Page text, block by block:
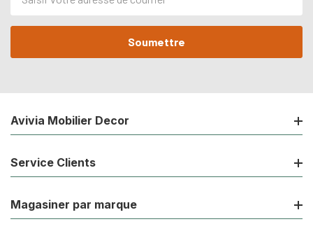
de
courriel
Avivia Mobilier Decor
Service Clients
Magasiner par marque